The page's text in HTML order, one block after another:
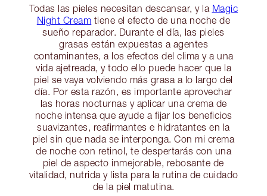
Todas las pieles necesitan descansar, y la Magic
Night Cream tiene el efecto de una noche de
sueño reparador. Durante el día, las pieles
grasas están expuestas a agentes
contaminantes, a los efectos del clima y a una
vida ajetreada, y todo ello puede hacer que la
piel se vaya volviendo más grasa a lo largo del
día. Por esta razón, es importante aprovechar
las horas nocturnas y aplicar una crema de
noche intensa que ayude a fijar los beneficios
suavizantes, reafirmantes e hidratantes en la
piel sin que nada se interponga. Con mi crema
de noche con retinol, te despertarás con una
piel de aspecto inmejorable, rebosante de
vitalidad, nutrida y lista para la rutina de cuidado
de la piel matutina.